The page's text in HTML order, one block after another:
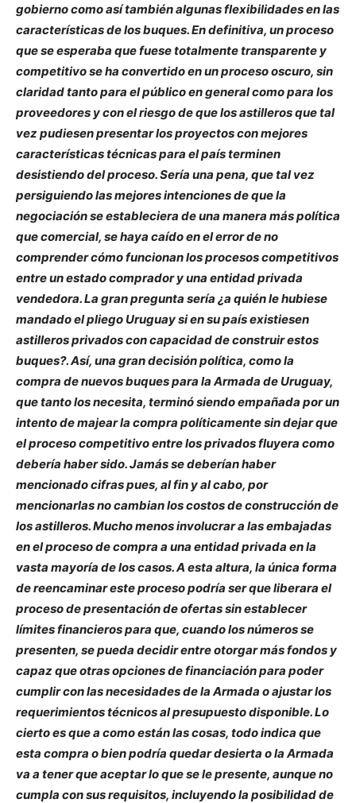
gobierno como así también algunas flexibilidades en las
características de los buques. En definitiva, un proceso
que se esperaba que fuese totalmente transparente y
competitivo se ha convertido en un proceso oscuro, sin
claridad tanto para el público en general como para los
proveedores y con el riesgo de que los astilleros que tal
vez pudiesen presentar los proyectos con mejores
características técnicas para el país terminen
desistiendo del proceso. Sería una pena, que tal vez
persiguiendo las mejores intenciones de que la
negociación se estableciera de una manera más política
que comercial, se haya caído en el error de no
comprender cómo funcionan los procesos competitivos
entre un estado comprador y una entidad privada
vendedora. La gran pregunta sería ¿a quién le hubiese
mandado el pliego Uruguay si en su país existiesen
astilleros privados con capacidad de construir estos
buques?. Así, una gran decisión política, como la
compra de nuevos buques para la Armada de Uruguay,
que tanto los necesita, terminó siendo empañada por un
intento de majear la compra políticamente sin dejar que
el proceso competitivo entre los privados fluyera como
debería haber sido. Jamás se deberían haber
mencionado cifras pues, al fin y al cabo, por
mencionarlas no cambian los costos de construcción de
los astilleros. Mucho menos involucrar a las embajadas
en el proceso de compra a una entidad privada en la
vasta mayoría de los casos. A esta altura, la única forma
de reencaminar este proceso podría ser que liberara el
proceso de presentación de ofertas sin establecer
límites financieros para que, cuando los números se
presenten, se pueda decidir entre otorgar más fondos y
capaz que otras opciones de financiación para poder
cumplir con las necesidades de la Armada o ajustar los
requerimientos técnicos al presupuesto disponible. Lo
cierto es que a como están las cosas, todo indica que
esta compra o bien podría quedar desierta o la Armada
va a tener que aceptar lo que se le presente, aunque no
cumpla con sus requisitos, incluyendo la posibilidad de